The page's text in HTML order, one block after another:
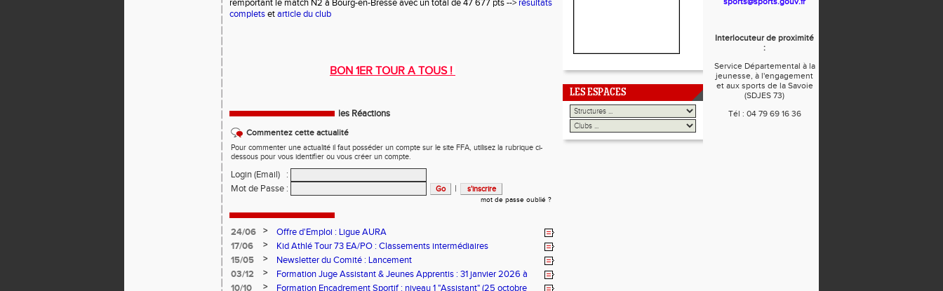
remportant le match N2 à Bourg-en-Bresse avec un total de 47 677 pts --> résultats
completsetarticle du club
BON 1ER TOUR A TOUS !
les Réactions
Commentez cette actualité
Pour commenter une actualité il faut posséder un compte sur le site FFA, utilisez la rubrique ci-
dessous pour vous identifier ou vous créer un compte.
Login (Email)
:
Mot de Passe : |
mot de passe oublié ?
24/06 >
Offre d'Emploi : Ligue AURA
17/06
>
Kid Athlé Tour 73 EA/PO : Classements intermédiaires
15/05
>
Newsletter du Comité : Lancement
03/12
>
Formation Juge Assistant & Jeunes Apprentis : 31 janvier 2026 à
Aix-les-Bains
10/10 >
Formation Encadrement Sportif : niveau 1 "Assistant" (25 octobre
LES ESPACES
Interlocuteur de proximité
:
Service Départemental à la
jeunesse, à l'engagement
et aux sports de la Savoie
(SDJES 73)
Tél : 04 79 69 16 36